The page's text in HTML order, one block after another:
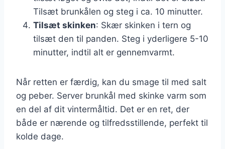
Tilsæt brunkålen og steg i ca. 10 minutter.
Tilsæt skinken: Skær skinken i tern og
tilsæt den til panden. Steg i yderligere 5-10
minutter, indtil alt er gennemvarmt.
Når retten er færdig, kan du smage til med salt
og peber. Server brunkål med skinke varm som
en del af dit vintermåltid. Det er en ret, der
både er nærende og tilfredsstillende, perfekt til
kolde dage.